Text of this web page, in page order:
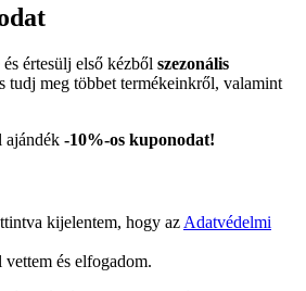
értesülj első kézből szezonális
tudj meg többet termékeinkről, valamint
ajándék -10%-os kuponodat!
kijelentem, hogy az Adatvédelmi
vettem és elfogadom.